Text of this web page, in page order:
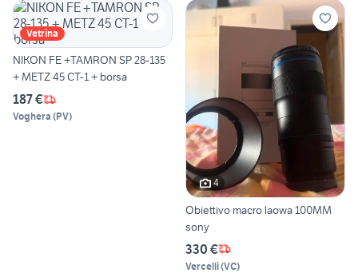
Vetrina
NIKON FE +TAMRON SP 28-135
+ METZ 45 CT-1 + borsa
187 €
Voghera (PV)
4
Obiettivo macro laowa 100MM
sony
330 €
Vercelli(VC)